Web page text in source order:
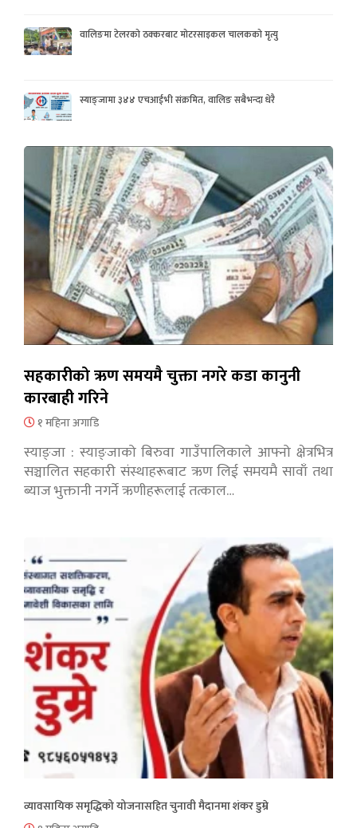
वालिङमा टेलरको ठक्करबाट मोटरसाइकल चालकको मृत्यु
स्याङ्जामा ३४४ एचआईभी संक्रमित, वालिङ सबैभन्दा धेरै
सहकारीको ऋण समयमै चुक्ता नगरे कडा कानुनी
कारबाही गरिने
१ महिना अगाडि
स्याङ्जा : स्याङ्जाको बिरुवा गाउँपालिकाले आफ्नो क्षेत्रभित्र
सञ्चालित सहकारी संस्थाहरूबाट ऋण लिई समयमै सावाँ तथा
ब्याज भुक्तानी नगर्ने ऋणीहरूलाई तत्काल…
व्यावसायिक समृद्धिको योजनासहित चुनावी मैदानमा शंकर डुम्रे